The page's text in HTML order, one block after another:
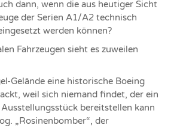
dann, wenn die aus heutiger Sicht
der Serien A1/A2 technisch
werden können?
Fahrzeugen sieht es zuweilen
Gelände eine historische Boeing
weil sich niemand findet, der ein
bereitstellen kann
„Rosinenbomber“, der